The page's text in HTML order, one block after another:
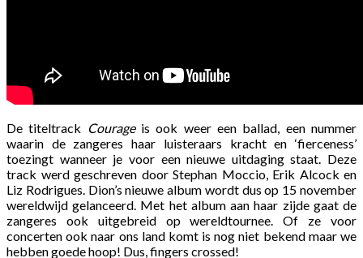
De titeltrack Courage is ook weer een ballad, een nummer
waarin de zangeres haar luisteraars kracht en ‘fierceness’
toezingt wanneer je voor een nieuwe uitdaging staat. Deze
track werd geschreven door Stephan Moccio, Erik Alcock en
Liz Rodrigues. Dion’s nieuwe album wordt dus op 15 november
wereldwijd gelanceerd. Met het album aan haar zijde gaat de
zangeres ook uitgebreid op wereldtournee. Of ze voor
concerten ook naar ons land komt is nog niet bekend maar we
hebben goede hoop! Dus, fingers crossed!